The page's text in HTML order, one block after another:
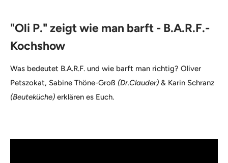
"Oli P." zeigt wie man barft - B.A.R.F.-
Kochshow
Was bedeutet B.A.R.F. und wie barft man richtig? Oliver
Petszokat, Sabine Thöne-Groß (Dr.Clauder) & Karin Schranz
(Beuteküche) erklären es Euch.